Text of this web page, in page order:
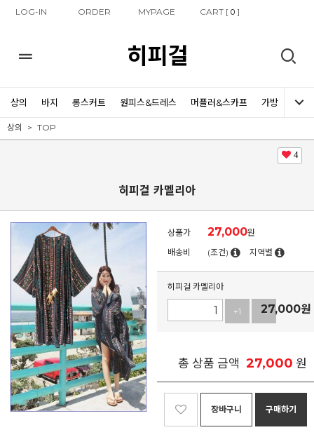
LOG-IN ORDER MYPAGE CART [0 ]
히피걸
상의 바지 롱스커트 원피스&드레스 머플러&스카프 가방 신발
상의 TOP
4
히피걸 카멜리아
상품가 27,000원
배송비
(조건) 지역별
히피걸 카멜리아
+1 -1
27,000원
총 상품 금액 27,000 원
장바구니 구매하기